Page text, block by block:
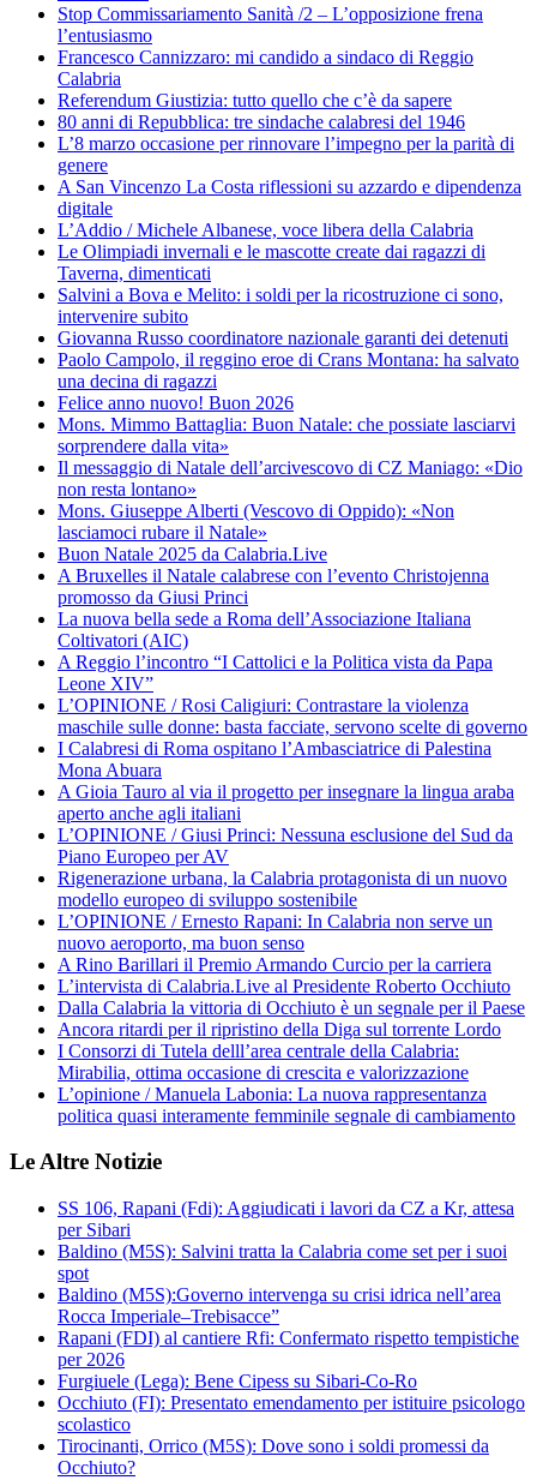
Stop Commissariamento Sanità /2 – L’opposizione frena
l’entusiasmo
Francesco Cannizzaro: mi candido a sindaco di Reggio
Calabria
Referendum Giustizia: tutto quello che c’è da sapere
80 anni di Repubblica: tre sindache calabresi del 1946
L’8 marzo occasione per rinnovare l’impegno per la parità di
genere
A San Vincenzo La Costa riflessioni su azzardo e dipendenza
digitale
L’Addio / Michele Albanese, voce libera della Calabria
Le Olimpiadi invernali e le mascotte create dai ragazzi di
Taverna, dimenticati
Salvini a Bova e Melito: i soldi per la ricostruzione ci sono,
intervenire subito
Giovanna Russo coordinatore nazionale garanti dei detenuti
Paolo Campolo, il reggino eroe di Crans Montana: ha salvato
una decina di ragazzi
Felice anno nuovo! Buon 2026
Mons. Mimmo Battaglia: Buon Natale: che possiate lasciarvi
sorprendere dalla vita»
Il messaggio di Natale dell’arcivescovo di CZ Maniago: «Dio
non resta lontano»
Mons. Giuseppe Alberti (Vescovo di Oppido): «Non
lasciamoci rubare il Natale»
Buon Natale 2025 da Calabria.Live
A Bruxelles il Natale calabrese con l’evento Christojenna
promosso da Giusi Princi
La nuova bella sede a Roma dell’Associazione Italiana
Coltivatori (AIC)
A Reggio l’incontro “I Cattolici e la Politica vista da Papa
Leone XIV”
L’OPINIONE / Rosi Caligiuri: Contrastare la violenza
maschile sulle donne: basta facciate, servono scelte di governo
I Calabresi di Roma ospitano l’Ambasciatrice di Palestina
Mona Abuara
A Gioia Tauro al via il progetto per insegnare la lingua araba
aperto anche agli italiani
L’OPINIONE / Giusi Princi: Nessuna esclusione del Sud da
Piano Europeo per AV
Rigenerazione urbana, la Calabria protagonista di un nuovo
modello europeo di sviluppo sostenibile
L’OPINIONE / Ernesto Rapani: In Calabria non serve un
nuovo aeroporto, ma buon senso
A Rino Barillari il Premio Armando Curcio per la carriera
L’intervista di Calabria.Live al Presidente Roberto Occhiuto
Dalla Calabria la vittoria di Occhiuto è un segnale per il Paese
Ancora ritardi per il ripristino della Diga sul torrente Lordo
I Consorzi di Tutela delll’area centrale della Calabria:
Mirabilia, ottima occasione di crescita e valorizzazione
L’opinione / Manuela Labonia: La nuova rappresentanza
politica quasi interamente femminile segnale di cambiamento
Le Altre Notizie
SS 106, Rapani (Fdi): Aggiudicati i lavori da CZ a Kr, attesa
per Sibari
Baldino (M5S): Salvini tratta la Calabria come set per i suoi
spot
Baldino (M5S):Governo intervenga su crisi idrica nell’area
Rocca Imperiale–Trebisacce”
Rapani (FDI) al cantiere Rfi: Confermato rispetto tempistiche
per 2026
Furgiuele (Lega): Bene Cipess su Sibari-Co-Ro
Occhiuto (FI): Presentato emendamento per istituire psicologo
scolastico
Tirocinanti, Orrico (M5S): Dove sono i soldi promessi da
Occhiuto?